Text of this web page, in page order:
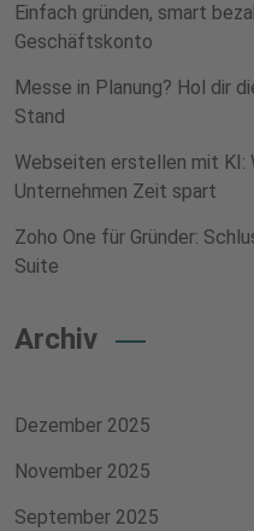
Einfach gründen, smart
Geschäftskonto
Messe in Planung? Hol dir
Stand
Webseiten erstellen mit KI:
Unternehmen Zeit spart
Zoho One für Gründer:
Suite
Archiv
Dezember 2025
November 2025
September 2025